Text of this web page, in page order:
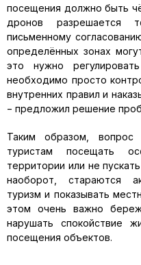
посещения должно быть
дронов разрешается
письменному
определённых зонах
это нужно
необходимо просто
внутренних правил и
− предложил решение
Таким образом,
туристам посещать
территории или не
наоборот, стараются
туризм и показывать
этом очень важно
нарушать спокойствие
посещения объектов.